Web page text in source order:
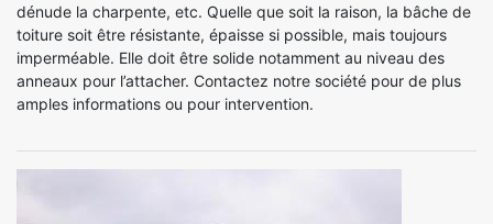
dénude la charpente, etc. Quelle que soit la raison, la bâche de
toiture soit être résistante, épaisse si possible, mais toujours
imperméable. Elle doit être solide notamment au niveau des
anneaux pour l’attacher. Contactez notre société pour de plus
amples informations ou pour intervention.